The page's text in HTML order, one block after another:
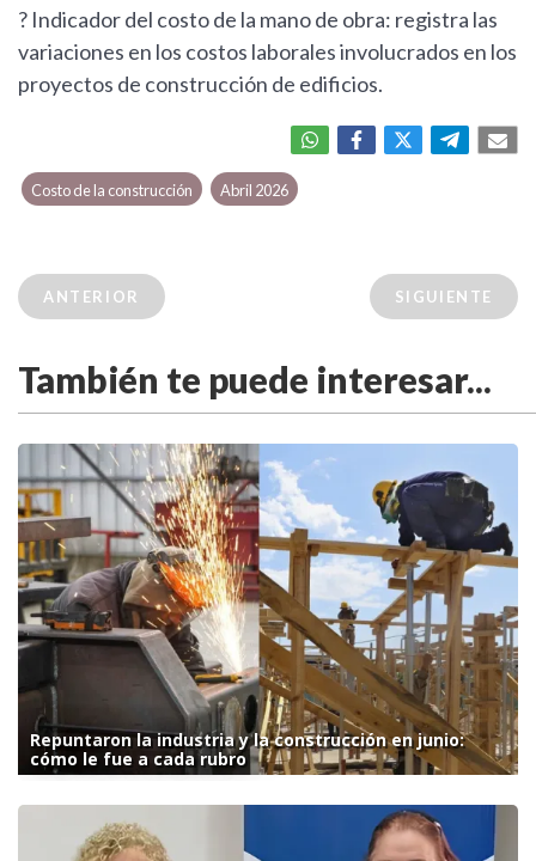
? Indicador del costo de la mano de obra: registra las
variaciones en los costos laborales involucrados en los
proyectos de construcción de edificios.
Costo de la construcción Abril 2026
ANTERIOR SIGUIENTE
También te puede interesar...
Repuntaron la industria y la construcción en junio:
cómo le fue a cada rubro